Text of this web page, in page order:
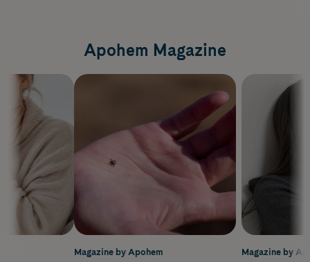
Apohem Magazine
Magazine by
Magazine by Apohem